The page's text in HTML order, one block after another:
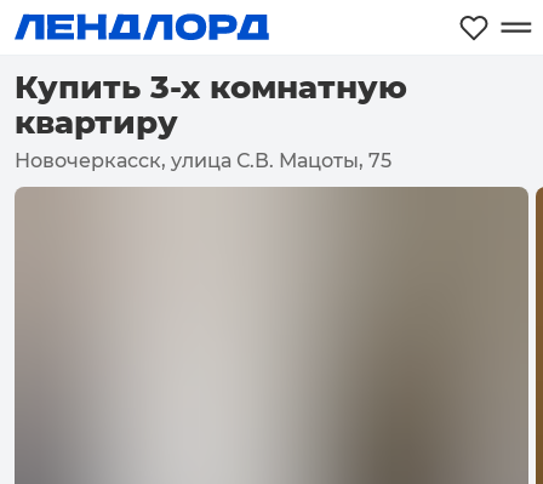
Купить 3-х комнатную
квартиру
Новочеркасск, улица С.В. Мацоты, 75